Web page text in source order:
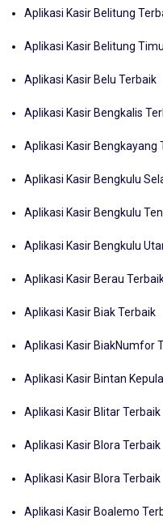
Aplikasi Kasir Belitung
Aplikasi Kasir Belitung
Aplikasi Kasir Belu Terbaik
Aplikasi Kasir Bengkalis
Aplikasi Kasir Bengkayang
Aplikasi Kasir Bengkulu
Aplikasi Kasir Bengkulu
Aplikasi Kasir Bengkulu
Aplikasi Kasir Berau
Aplikasi Kasir Biak Terbaik
Aplikasi Kasir BiakNumfor
Aplikasi Kasir Bintan
Aplikasi Kasir Blitar Terbaik
Aplikasi Kasir Blora Terbaik
Aplikasi Kasir Blora Terbaik
Aplikasi Kasir Boalemo